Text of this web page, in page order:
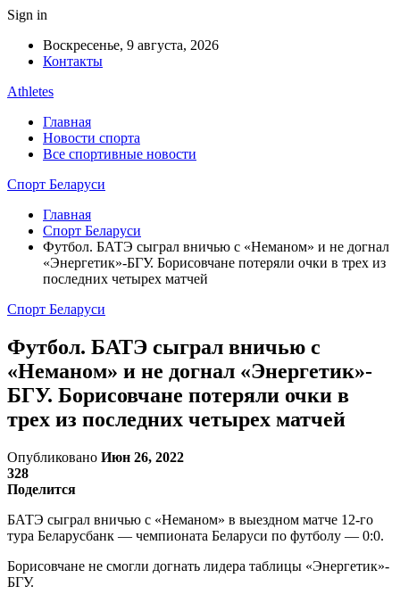
Sign in
Воскресенье, 9 августа, 2026
Контакты
Athletes
Главная
Новости спорта
Все спортивные новости
Спорт Беларуси
Главная
Спорт Беларуси
Футбол. БАТЭ сыграл вничью с «Неманом» и не догнал
«Энергетик»-БГУ. Борисовчане потеряли очки в трех из
последних четырех матчей
Спорт Беларуси
Футбол. БАТЭ сыграл вничью с
«Неманом» и не догнал «Энергетик»-
БГУ. Борисовчане потеряли очки в
трех из последних четырех матчей
Опубликовано Июн 26, 2022
328
Поделится
БАТЭ сыграл вничью с «Неманом» в выездном матче 12-го
тура Беларусбанк — чемпионата Беларуси по футболу — 0:0.
Борисовчане не смогли догнать лидера таблицы «Энергетик»-
БГУ.